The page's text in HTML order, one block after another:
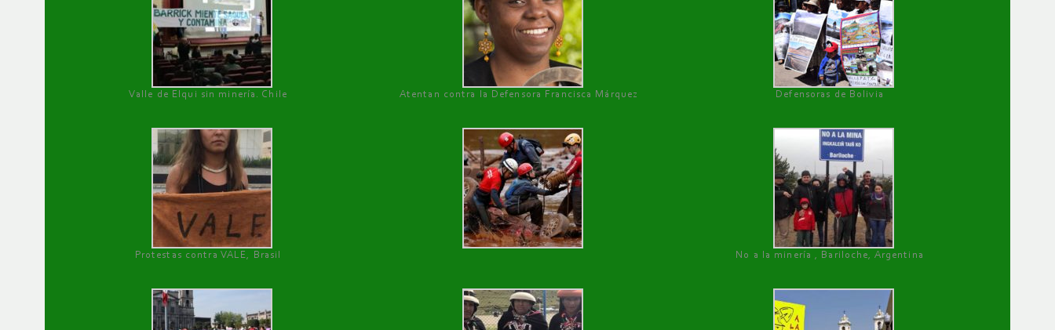
Valle de Elqui sin minería. Chile Atentan contra la Defensora Francisca Márquez Defensoras de Bolivia
Protestas contra VALE, Brasil No a la minería , Bariloche, Argentina